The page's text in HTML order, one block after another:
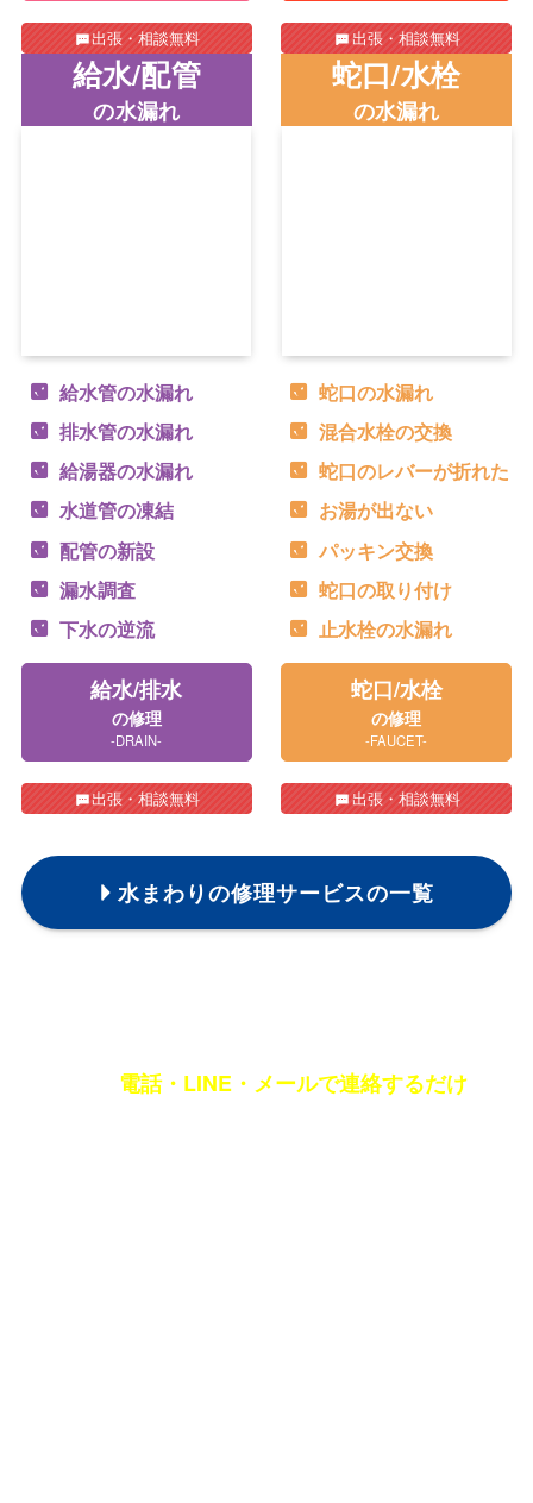
出張・相談無料 出張・相談無料
給水/配管
の水漏れ
給水管の水漏れ
排水管の水漏れ
給湯器の水漏れ
水道管の凍結
配管の新設
漏水調査
下水の逆流
給水/排水
の修理
-DRAIN-
出張・相談無料
蛇口/水栓
の水漏れ
蛇口の水漏れ
混合水栓の交換
蛇口のレバーが折れた
お湯が出ない
パッキン交換
蛇口の取り付け
止水栓の水漏れ
蛇口/水栓
の修理
-FAUCET-
出張・相談無料
水まわりの修理サービスの一覧
電話・LINE・メールで連絡するだけ